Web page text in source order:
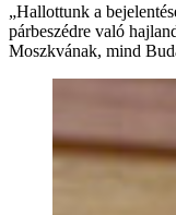
„Hallottunk a
párbeszédre való
Moszkvának, mind